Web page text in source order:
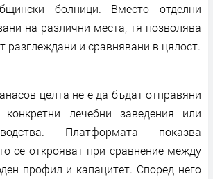
болници. Вместо отделни
на различни места, тя позволява
разглеждани и сравнявани в цялост.
целта не е да бъдат отправяни
лечебни заведения или
Платформата показва
се открояват при сравнение между
профил и капацитет. Според него